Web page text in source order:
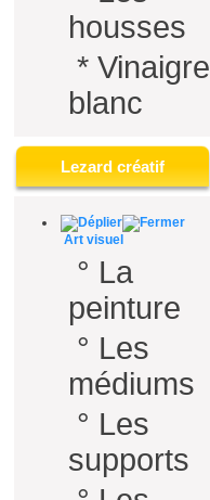
housses
* Vinaigre
blanc
Lezard créatif
Art visuel
° La
peinture
° Les
médiums
° Les
supports